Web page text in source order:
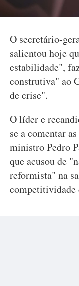
O secretário-
salientou hoje
estabilidade",
construtiva" ao
de crise".
O líder e
se a comentar
ministro Pedro
que acusou de
reformista" na
competitividade